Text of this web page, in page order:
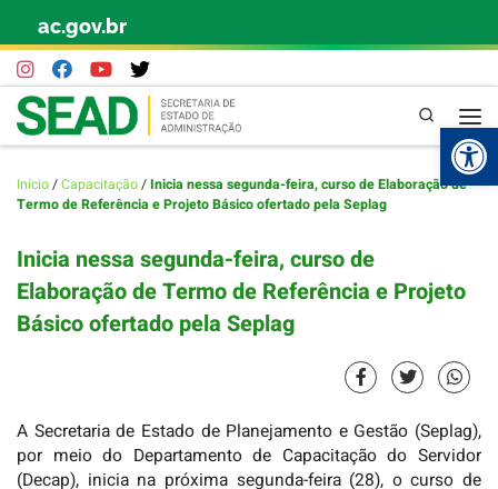
Skip to content
ac.gov.br
Pesquisa
Início/Capacitação/Inicia nessa segunda-feira, curso de Elaboração de
Termo de Referência e Projeto Básico ofertado pela Seplag
Inicia nessa segunda-feira, curso de
Elaboração de Termo de Referência e Projeto
Básico ofertado pela Seplag
A Secretaria de Estado de Planejamento e Gestão (Seplag),
por meio do Departamento de Capacitação do Servidor
(Decap), inicia na próxima segunda-feira (28), o curso de